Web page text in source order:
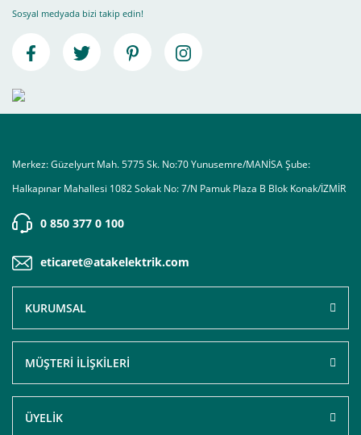
Sosyal medyada bizi takip edin!
Merkez: Güzelyurt Mah. 5775 Sk. No:70 Yunusemre/MANİSA Şube:
Halkapınar Mahallesi 1082 Sokak No: 7/N Pamuk Plaza B Blok Konak/İZMİR
0 850 377 0 100
eticaret@atakelektrik.com
KURUMSAL
MÜŞTERİ İLİŞKİLERİ
ÜYELİK